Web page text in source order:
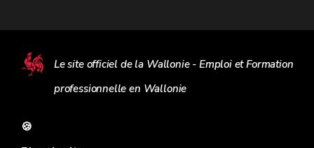
Le site officiel de la Wallonie - Emploi et Formation
professionnelle en Wallonie
🍪